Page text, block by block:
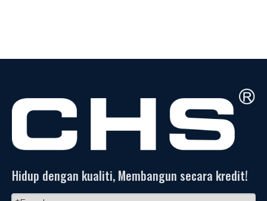
Hidup dengan kualiti, Membangun secara kredit!